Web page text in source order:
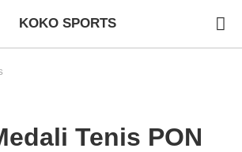
KOKO SPORTS
Tenis PON